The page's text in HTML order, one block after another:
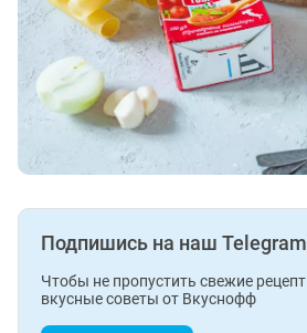
Подпишись на наш
Чтобы не пропустить свежие
вкусные советы от Вкуснофф